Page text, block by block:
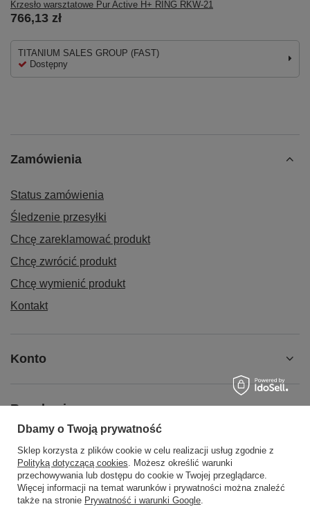
Krzesło warsztatowe Pur Active H+ RING RKW-21
766,13 zł
TITANIUM SALES GROUP (FAST)
Dostępny
Zamówienia
Status zamówienia
Śledzenie przesyłki
Chcę zareklamować produkt
Chcę zwrócić produkt
Chcę wymienić produkt
Kontakt
Konto
Regulaminy
Social Media
Dbamy o Twoją prywatność
Sklep korzysta z plików cookie w celu realizacji usług zgodnie z
Polityką dotyczącą cookies. Możesz określić warunki
przechowywania lub dostępu do cookie w Twojej przeglądarce.
Więcej informacji na temat warunków i prywatności można znaleźć
także na stronie Prywatność i warunki Google.